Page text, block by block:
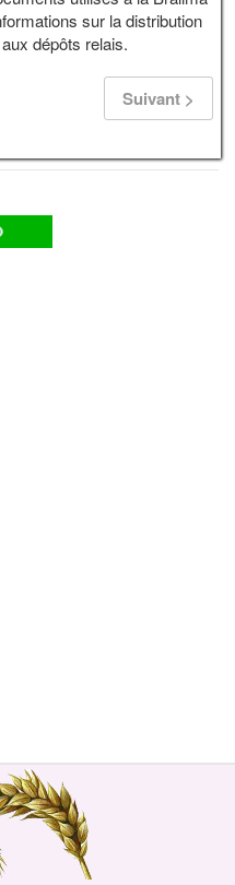
sur la distribution
dépôts relais.
Suivant >